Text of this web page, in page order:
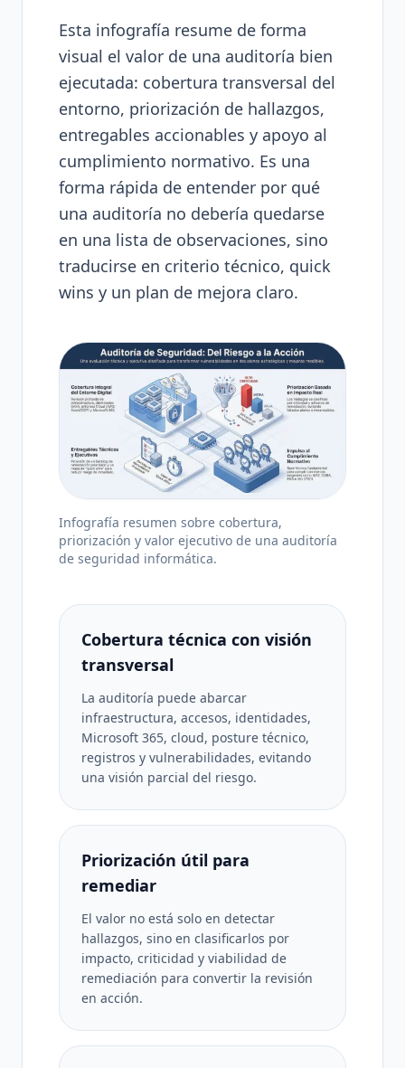
Esta infografía resume de forma
visual el valor de una auditoría bien
ejecutada: cobertura transversal del
entorno, priorización de hallazgos,
entregables accionables y apoyo al
cumplimiento normativo. Es una
forma rápida de entender por qué
una auditoría no debería quedarse
en una lista de observaciones, sino
traducirse en criterio técnico, quick
wins y un plan de mejora claro.
Infografía resumen sobre cobertura,
priorización y valor ejecutivo de una auditoría
de seguridad informática.
Cobertura técnica con visión
transversal
La auditoría puede abarcar
infraestructura, accesos, identidades,
Microsoft 365, cloud, posture técnico,
registros y vulnerabilidades, evitando
una visión parcial del riesgo.
Priorización útil para
remediar
El valor no está solo en detectar
hallazgos, sino en clasificarlos por
impacto, criticidad y viabilidad de
remediación para convertir la revisión
en acción.